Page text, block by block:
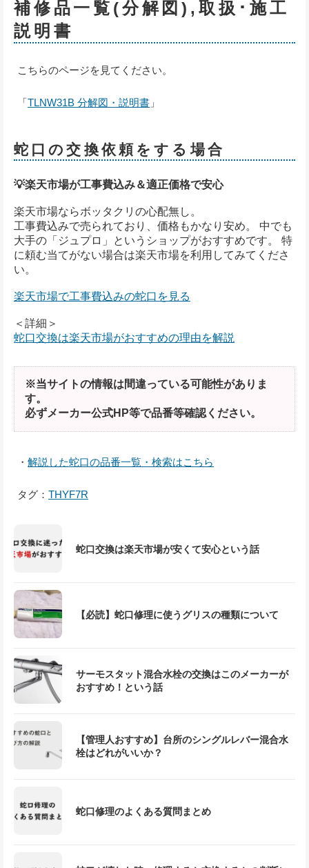
補修品一覧(分解図),取扱･施工
説明書
こちらのページを見てください。
「TLNW31B 分解図・説明書 」
蛇口の交換依頼をする場合
💡楽天市場が工事費込み＆適正価格で安心
楽天市場ならボッタクリの心配無し。
工事費込みで売られており、価格もかなり安め。 中でも
大手の「ジュプロ」というショップがおすすめです。 特
に頼む当てがない場合は楽天市場を利用してみてくださ
い。
楽天市場で工事費込みの蛇口を見る
＜詳細＞
蛇口交換は楽天市場がおすすめの理由を解説
※当サイトの情報は間違っている可能性がありま
す。
必ずメーカー公式HP等で品番等確認ください。
・ 解説した蛇口の品番一覧・検索はこちら
タグ： THYF7R
蛇口交換は楽天市場が安くて安心という話
【必読】蛇口修理に使うグリスの種類について
サーモスタット混合水栓の交換はこのメーカーが
おすすめ！という話
【管理人おすすめ】台所のシングルレバー混合水
栓はどれがいいか？
蛇口修理のよくある質問まとめ